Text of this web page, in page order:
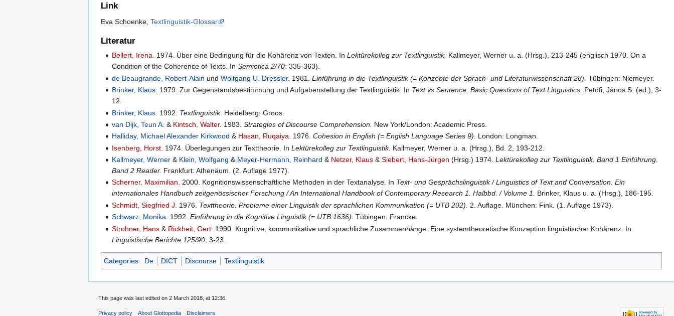
Link
Eva Schoenke, Textlinguistik-Glossar
Literatur
Bellert, Irena. 1974. Über eine Bedingung für die Kohärenz von Texten. InLektürekolleg zur Textlinguistik. Kallmeyer, Werner u. a. (Hrsg.), 213-245 (englisch 1970. On a
Condition of the Coherence of Texts. InSemiotica 2/70: 335-363).
de Beaugrande, Robert-Alain undWolfgang U. Dressler. 1981.Einführung in die Textlinguistik (= Konzepte der Sprach- und Literaturwissenschaft 28). Tübingen: Niemeyer.
Brinker, Klaus . 1979. Zur Gegenstandsbestimmung und Aufgabenstellung der Textlinguistik. In Text vs Sentence. Basic Questions of Text Linguistics. Petöfi, János S. (ed.), 3-
12.
Brinker, Klaus . 1992. Textlinguistik. Heidelberg: Groos.
van Dijk, Teun A. & Kintsch, Walter. 1983.Strategies of Discourse Comprehension.
New York/London: Academic Press.
Halliday, Michael Alexander Kirkwood & Hasan, Ruqaiya. 1976.Cohesion in English (= English Language Series 9). London: Longman.
Isenberg, Horst . 1974. Überlegungen zur Texttheorie. InLektürekolleg zur Textlinguistik. Kallmeyer, Werner u. a. (Hrsg.), Bd. 2, 193-212.
Kallmeyer, Werner & Klein, Wolfgang & Meyer-Hermann, Reinhard & Netzer, Klaus &Siebert, Hans-Jürgen (Hrsg.) 1974.Lektürekolleg zur Textlinguistik. Band 1 Einführung.
Band 2 Reader. Frankfurt: Athenäum. (2. Auflage 1977).
Scherner, Maximilian. 2000. Kognitionswissenschaftliche Methoden in der Textanalyse. In Text- und Gesprächslinguistik / Linguistics of Text and Conversation. Ein
internationales Handbuch zeitgenössischer Forschung / An International Handbook of Contemporary Research 1. Halbbd. / Volume 1. Brinker, Klaus u. a. (Hrsg.), 186-195.
Schmidt, Siegfried J.
1976. Texttheorie. Probleme einer Linguistik der sprachlichen Kommunikation (= UTB 202).
2. Auflage. München: Fink. (1. Auflage 1973).
Schwarz, Monika. 1992.Einführung in die Kognitive Linguistik (= UTB 1636). Tübingen: Francke.
Strohner, Hans & Rickheit, Gert . 1990. Kognitive, kommunikative und sprachliche Zusammenhänge: Eine systemtheoretische Konzeption linguistischer Kohärenz. In
Linguistische Berichte 125/90 , 3-23.
Categories: De DICT Discourse Textlinguistik
This page was last edited on 2 March 2018, at 12:36.
Privacy policy About Glottopedia Disclaimers